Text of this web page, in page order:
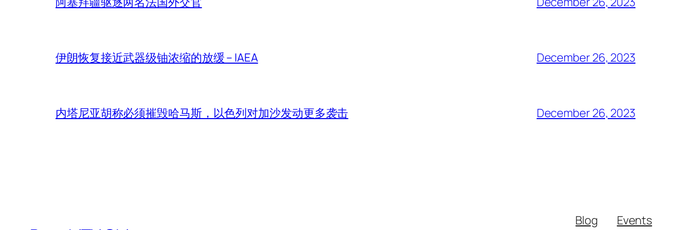
伊朗恢复接近武器级铀浓缩的放缓 – IAEA December 26, 2023
内塔尼亚胡称必须摧毁哈马斯，以色列对加沙发动更多袭击 December 26, 2023
Blog
Events